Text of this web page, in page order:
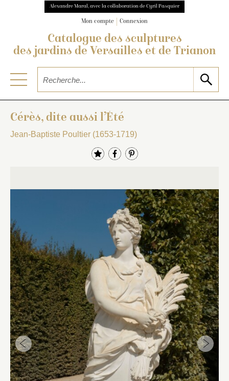
Alexandre Maral, avec la collaboration de Cyril Pasquier
Mon compte Connexion
Catalogue des sculptures
des jardins de Versailles et de Trianon
Cérès, dite aussi l’Été
Jean-Baptiste Poultier (1653-1719)